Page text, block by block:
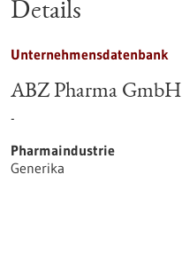
Details
Unternehmensdatenbank
ABZ Pharma GmbH
-
Pharmaindustrie
Generika